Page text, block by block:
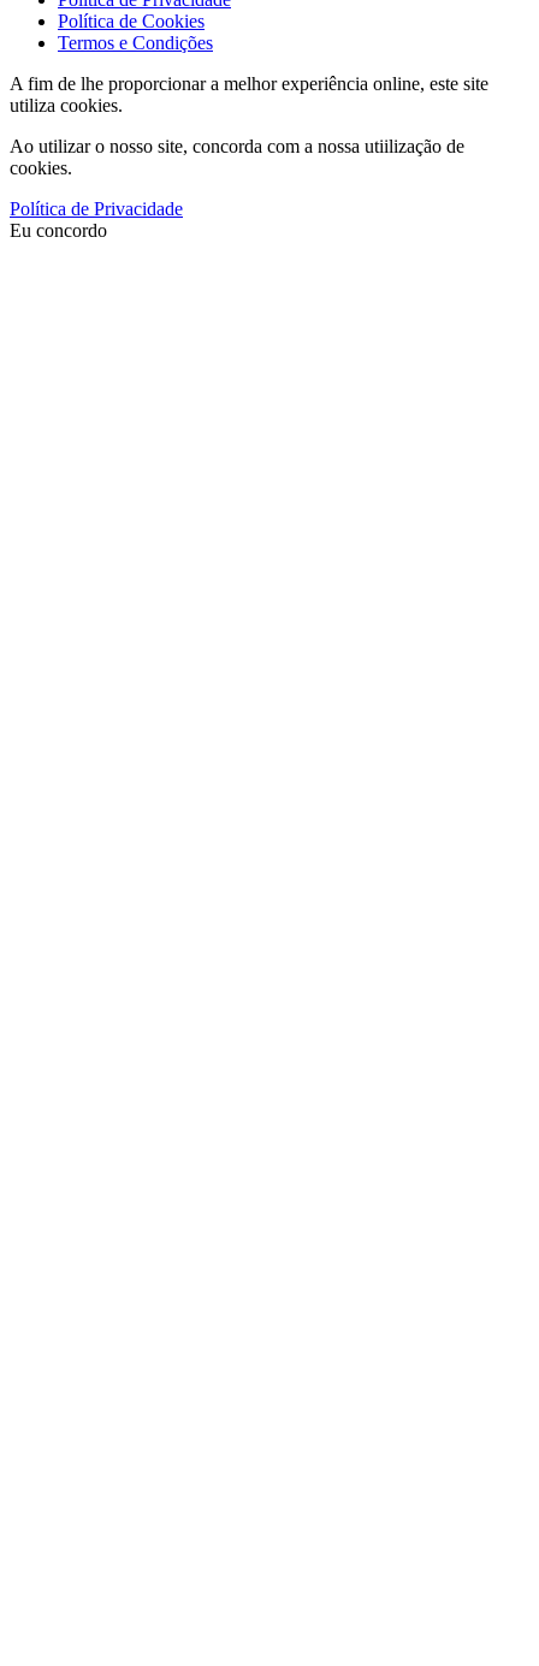
Política de Cookies
Termos e Condições
A fim de lhe proporcionar a melhor experiência online, este site
utiliza cookies.
Ao utilizar o nosso site, concorda com a nossa utiilização de
cookies.
Política de Privacidade
Eu concordo